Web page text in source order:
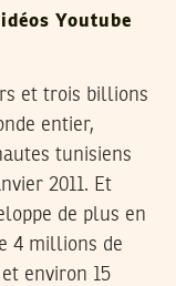
Youtube
et trois billions
entier,
tunisiens
2011. Et
de plus en
4 millions de
environ 15